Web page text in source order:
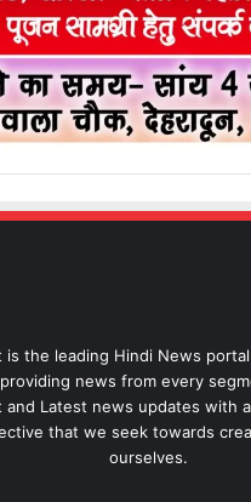
is the leading Hindi News
news from every
and Latest news updates with
that we seek towards
ourselves.